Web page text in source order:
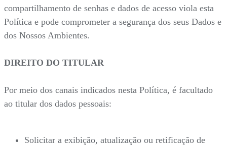
compartilhamento de senhas e dados de acesso viola esta
Política e pode comprometer a segurança dos seus Dados e
dos Nossos Ambientes.
DIREITO DO TITULAR
Por meio dos canais indicados nesta Política, é facultado
ao titular dos dados pessoais:
Solicitar a exibição, atualização ou retificação de